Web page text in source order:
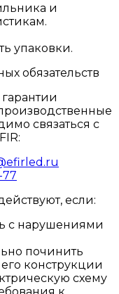
и
упаковки.
обязательств
связаться с
77
если:
с нарушениями
починить
конструкции
схему